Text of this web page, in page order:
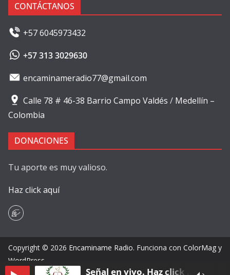
CONTÁCTANOS
+57 6045973432
+57 313 3029630
encaminameradio77@gmail.com
Calle 78 # 46-38 Barrio Campo Valdés / Medellín –
Colombia
DONACIONES
Tu aporte es muy valioso.
Haz click aquí
Copyright © 2026 Encaminame Radio. Funciona con ColorMag y
WordPress